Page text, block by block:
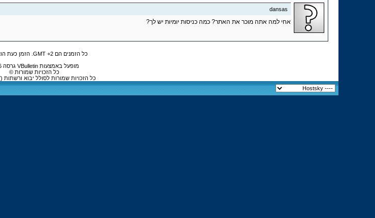
dansas
אחי למה אתה מוכר את האתר? כמה כניסות יומיות יש לך?
כל הזמנים הם GMT +2. הזמן כעת הוא
מופעל באמצעות VBulletin גרסה 3.8.6
כל הזכויות שמורות ©
כל הזכויות שמורות לסולל יבוא ורשתות (1997) בע"מ